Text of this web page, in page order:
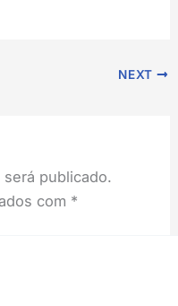
NEXT
publicado.
com *